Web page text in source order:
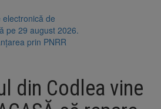
electronică de
pe 29 august 2026.
prin PNRR
Contractul de
din Codlea vine